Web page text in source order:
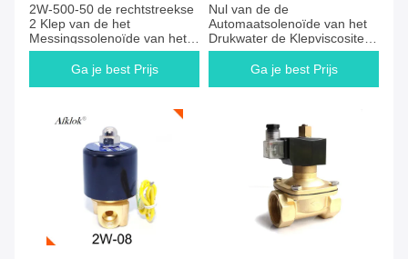
2W-500-50 de rechtstreekse
2 Klep van de het
Messingssolenoïde van het
duim24vdc Water
Ga je best Prijs
Nul van de de
Automaatsolenoïde van het
Drukwater de Klepviscositeit
van 110 volt onder 20CST
Ga je best Prijs